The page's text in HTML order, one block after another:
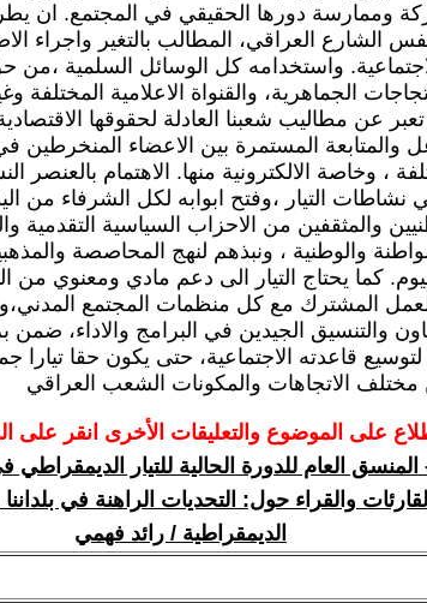
وممارسة دورها الحقيقي في المجتمع. ان
الشارع العراقي، المطالب بالتغير واجراء
واستخدامه كل الوسائل السلمية ،من
الجماهرية، والقنواة الاعلامية المختلفة
عن مطاليب شعبنا العادلة لحقوقها
والمتابعة المستمرة بين الاعضاء المنخرطين
، وخاصة الالكترونية منها. الاهتمام بالعنصر
نشاطات التيار ،وفتح ابوابه لكل الشرفاء من
والمثقفين من الاحزاب السياسية التقدمية
والوطنية ، ونبذهم لنهج المحاصصة
اليوم. كما يحتاج التيار الى دعم مادي ومعنوي
المشترك مع كل منظمات المجتمع
والتنسيق الجيدين في البرامج والاداء، ضمن
قاعدته الاجتماعية، حتى يكون حقا تيارا
مختلف الاتجاهات والمكونات الشعب العراقي
على الموضوع والتعليقات الأخرى انقر على
العام للدورة الحالية للتيار
والقراء حول: التحديات الراهنة في
الديمقراطية / رائد فهمي